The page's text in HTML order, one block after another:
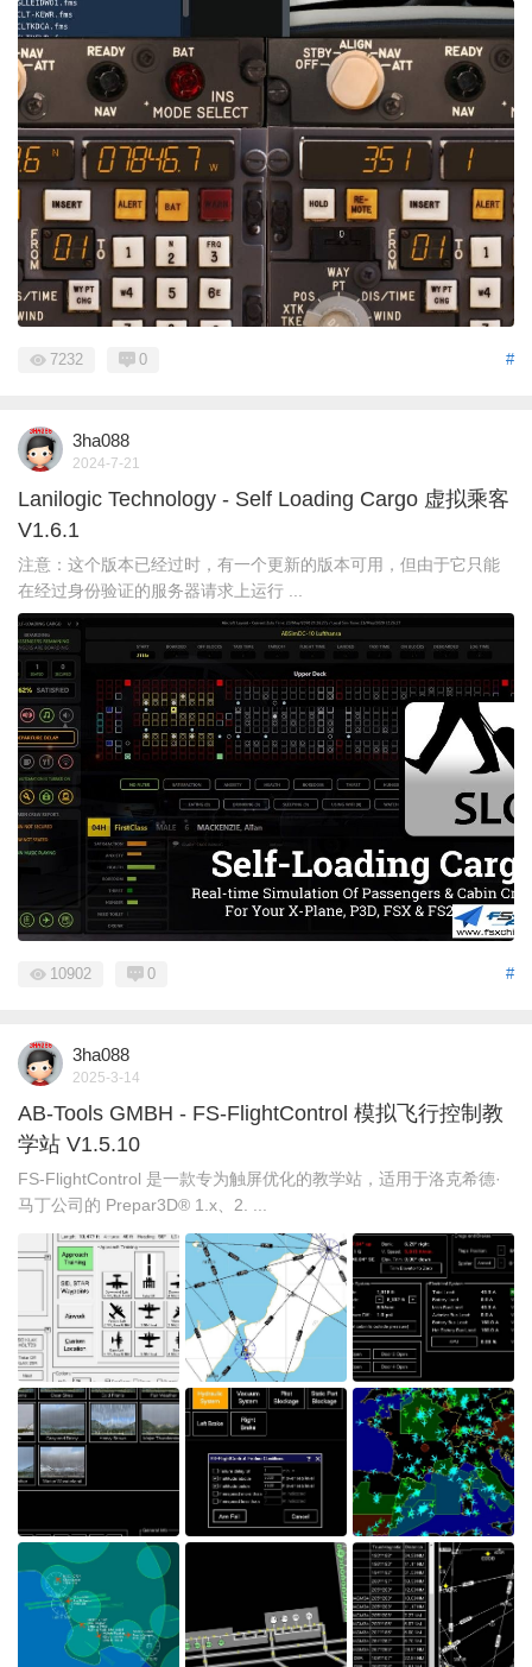
#
7232 0
3ha088
2024-7-21
Lanilogic Technology - Self Loading Cargo 虚拟乘客
V1.6.1
注意：这个版本已经过时，有一个更新的版本可用，但由于它只能
在经过身份验证的服务器请求上运行 ...
#
10902 0
3ha088
2025-3-14
AB-Tools GMBH - FS-FlightControl 模拟飞行控制教
学站 V1.5.10
FS-FlightControl 是一款专为触屏优化的教学站，适用于洛克希德·
马丁公司的 Prepar3D® 1.x、2. ...